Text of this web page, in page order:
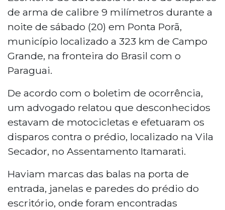
de arma de calibre 9 milímetros durante a
noite de sábado (20) em Ponta Porã,
município localizado a 323 km de Campo
Grande, na fronteira do Brasil com o
Paraguai.
De acordo com o boletim de ocorrência,
um advogado relatou que desconhecidos
estavam de motocicletas e efetuaram os
disparos contra o prédio, localizado na Vila
Secador, no Assentamento Itamarati.
Haviam marcas das balas na porta de
entrada, janelas e paredes do prédio do
escritório, onde foram encontradas